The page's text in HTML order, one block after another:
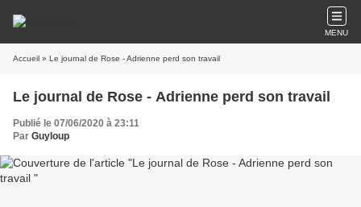
MENU
Accueil » Le journal de Rose - Adrienne perd son travail
Le journal de Rose - Adrienne perd son travail
Publié le 07/06/2020 à 23:11
Par Guyloup